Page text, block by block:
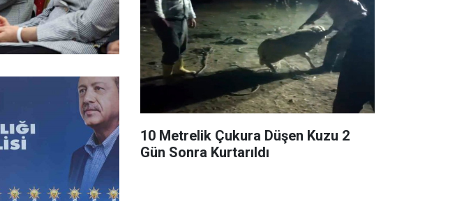
10 Metrelik Çukura Düşen Kuzu 2
Gün Sonra Kurtarıldı